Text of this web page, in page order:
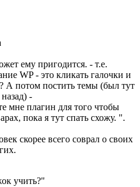
ему пригодится. - т.е.
WP - это кликать галочки и
А потом постить темы (был тут
-
мне плагин для того чтобы
пока я тут спать схожу. ".
скорее всего соврал о своих
учить?"